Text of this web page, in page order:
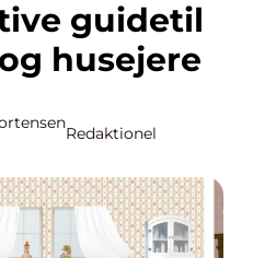
guidetil
husejere
Redaktionel